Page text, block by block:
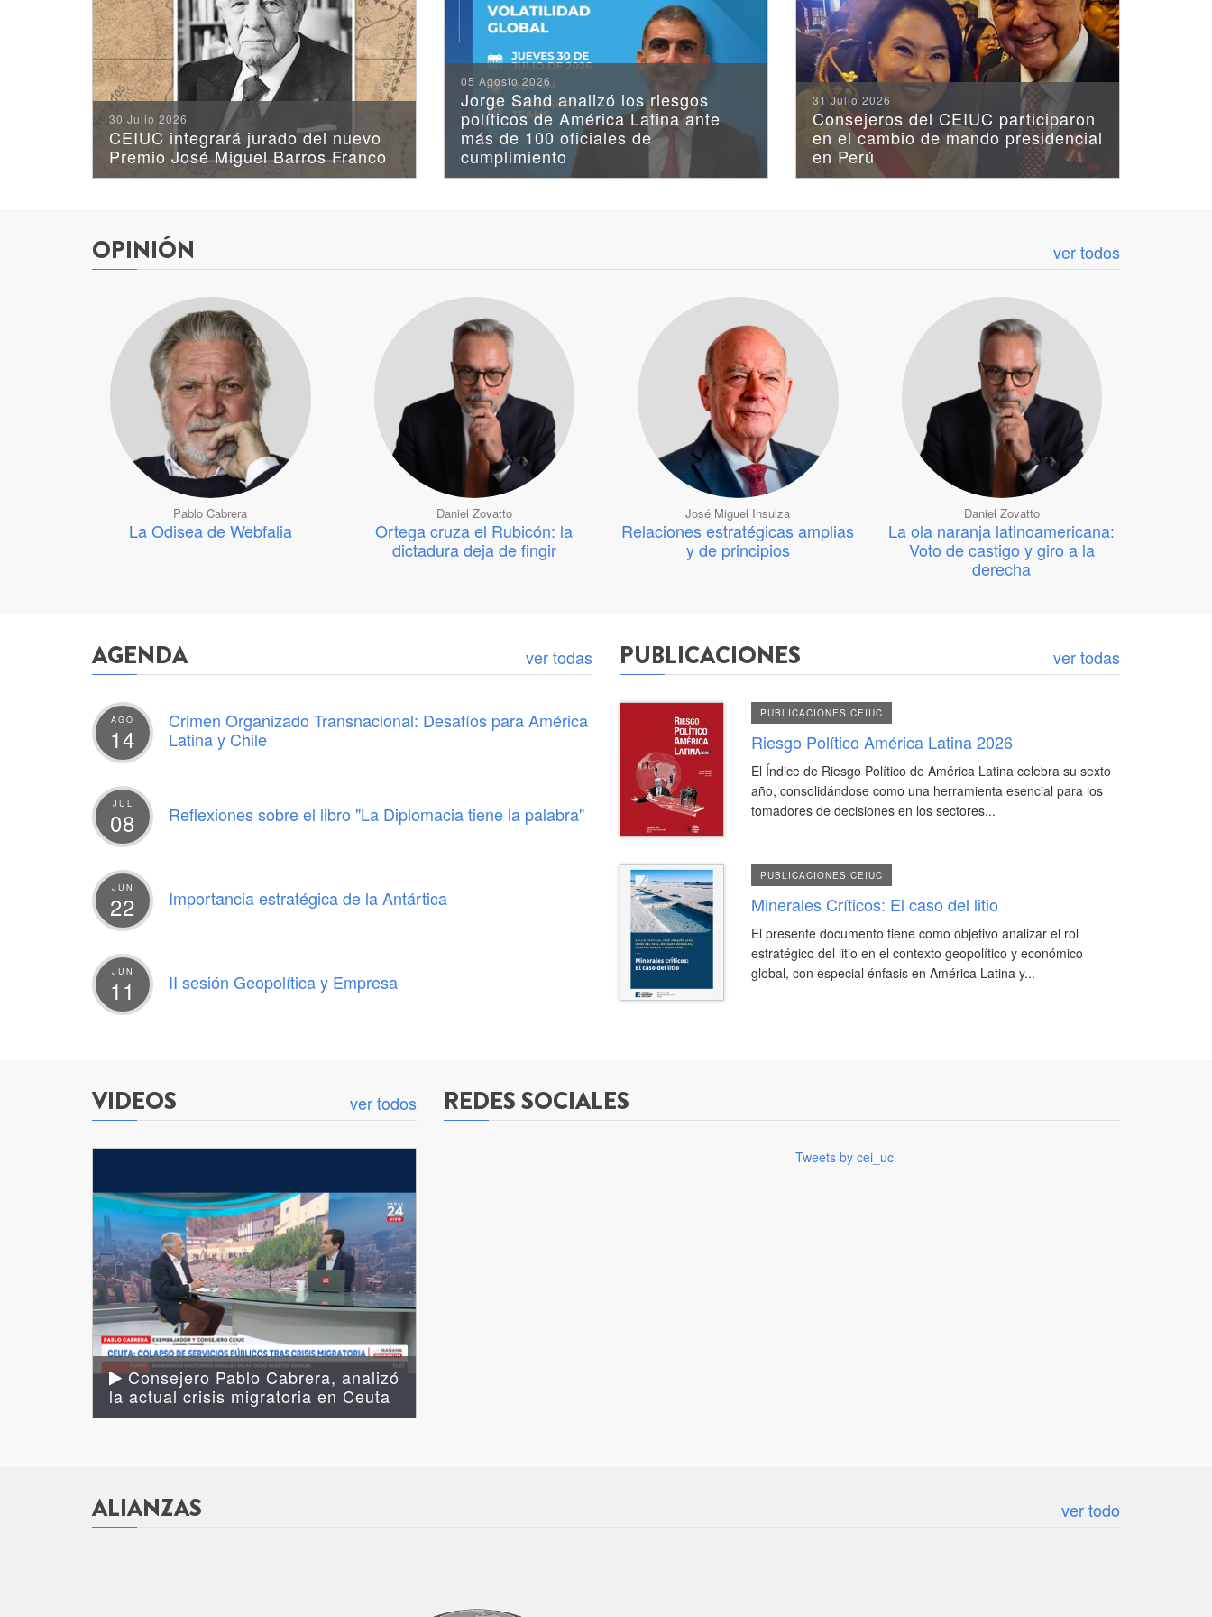
Consejero
del
CEIUC
Pablo
Cabrera
presentó
la
palabra"
Político
América
2026
Publicación
Minerales
Críticos:
litio
30 Julio 2026
CEIUC integrará jurado del nuevo
Premio José Miguel Barros Franco
05 Agosto 2026
Jorge Sahd analizó los riesgos
políticos de América Latina ante
más de 100 oficiales de
cumplimiento
31 Julio 2026
Consejeros del CEIUC participaron
en el cambio de mando presidencial
en Perú
OPINIÓN ver todos
Pablo Cabrera
La Odisea de Webfalia
Daniel Zovatto
Ortega cruza el Rubicón: la
dictadura deja de fingir
José Miguel Insulza
Relaciones estratégicas amplias
y de principios
Daniel Zovatto
La ola naranja latinoamericana:
Voto de castigo y giro a la
derecha
AGENDA ver todas
AGO
14
Crimen Organizado Transnacional: Desafíos para América
Latina y Chile
JUL
08 Reflexiones sobre el libro "La Diplomacia tiene la palabra"
JUN
22 Importancia estratégica de la Antártica
JUN
11 II sesión Geopolítica y Empresa
PUBLICACIONES ver todas
PUBLICACIONES CEIUC
Riesgo Político América Latina 2026
El Índice de Riesgo Político de América Latina celebra su sexto
año, consolidándose como una herramienta esencial para los
tomadores de decisiones en los sectores...
PUBLICACIONES CEIUC
Minerales Críticos: El caso del litio
El presente documento tiene como objetivo analizar el rol
estratégico del litio en el contexto geopolítico y económico
global, con especial énfasis en América Latina y...
VIDEOS ver todos
Consejero Pablo Cabrera, analizó
la actual crisis migratoria en Ceuta
REDES SOCIALES
Tweets by cei_uc
ALIANZAS ver todo